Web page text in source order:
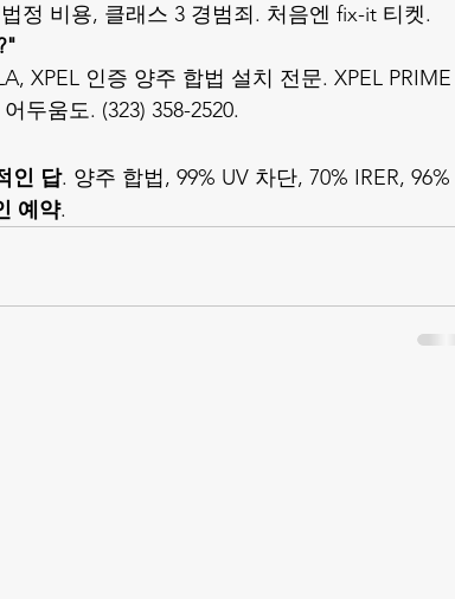
정 비용, 클래스 3 경범죄. 처음엔 fix-it 티켓.
XPEL 인증 양주 합법 설치 전문. XPEL PRIME
두움도. (323) 358-2520.
인 답. 양주 합법, 99% UV 차단, 70% IRER, 96%
예약.